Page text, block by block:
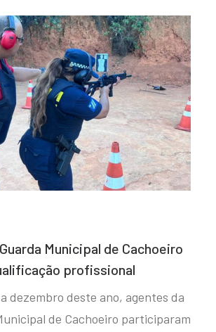
Municipal de Cachoeiro
profissional
dezembro deste ano, agentes da
de Cachoeiro participaram